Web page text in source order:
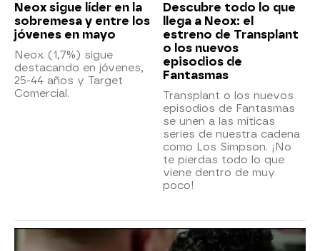
Neox sigue líder en la
sobremesa y entre los
jóvenes en mayo
Neox (1,7%) sigue
destacando en jóvenes,
25-44 años y Target
Comercial.
Descubre todo lo que
llega a Neox: el
estreno de Transplant
o los nuevos
episodios de
Fantasmas
Transplant o los nuevos
episodios de Fantasmas
se unen a las míticas
series de nuestra cadena
como Los Simpson. ¡No
te pierdas todo lo que
viene dentro de muy
poco!